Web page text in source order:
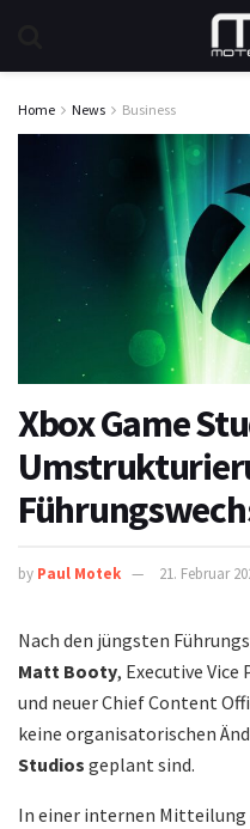
Home News Business
Xbox Game
by Paul Motek 21. Februar
Nach den jüngsten
Matt Booty, Executive Vice
und neuer Chief Content
keine organisatorischen
Studios geplant sind.
In einer internen Mitteilung